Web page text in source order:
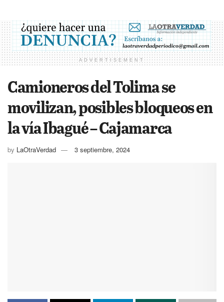
ADVERTISEMENT
Camioneros del Tolima se
movilizan, posibles bloqueos en
la vía Ibagué – Cajamarca
by LaOtraVerdad 3 septiembre, 2024